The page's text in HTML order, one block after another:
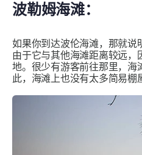
波勒姆海滩：
如果你到达波伦海滩，那就说
由于它与其他海滩距离较远，
地。很少有游客前往那里，海
此，海滩上也没有太多简易棚